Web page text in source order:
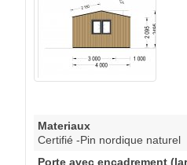
Materiaux
Certifié -Pin nordique naturel
Porte avec encadrement